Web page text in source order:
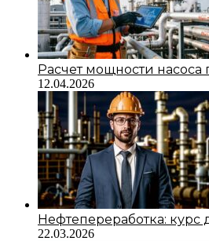
Расчет мощности насоса
12.04.2026
Нефтепереработка:
22.03.2026